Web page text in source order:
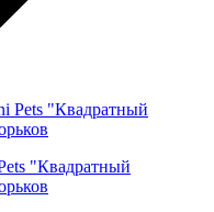
"Квадратный